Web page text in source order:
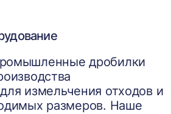
дробилки
измельчения отходов и
размеров. Наше